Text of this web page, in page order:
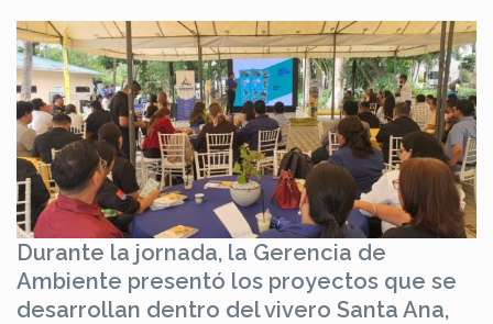
Durante la jornada, la Gerencia de
Ambiente presentó los proyectos que se
desarrollan dentro del vivero Santa Ana,